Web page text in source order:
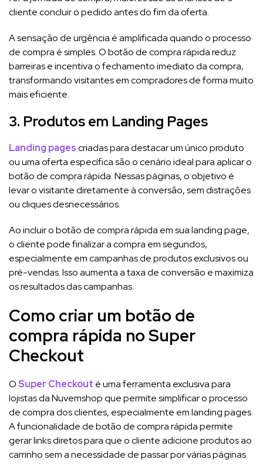
cliente concluir o pedido antes do fim da oferta.
A sensação de urgência é amplificada quando o processo
de compra é simples. O botão de compra rápida reduz
barreiras e incentiva o fechamento imediato da compra,
transformando visitantes em compradores de forma muito
mais eficiente.
3. Produtos em Landing Pages
Landing pagescriadas para destacar um único produto
ou uma oferta específica são o cenário ideal para aplicar o
botão de compra rápida. Nessas páginas, o objetivo é
levar o visitante diretamente à conversão, sem distrações
ou cliques desnecessários.
Ao incluir o botão de compra rápida em sua landing page,
o cliente pode finalizar a compra em segundos,
especialmente em campanhas de produtos exclusivos ou
pré-vendas. Isso aumenta a taxa de conversão e maximiza
os resultados das campanhas.
Como criar um botão de
compra rápida no Super
Checkout
OSuper Checkout é uma ferramenta exclusiva para
lojistas da Nuvemshop que permite simplificar o processo
de compra dos clientes, especialmente em landing pages.
A funcionalidade de botão de compra rápida permite
gerar links diretos para que o cliente adicione produtos ao
carrinho sem a necessidade de passar por várias páginas.